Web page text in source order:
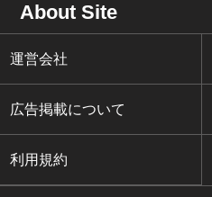
About Site
運営会社
広告掲載について
利用規約